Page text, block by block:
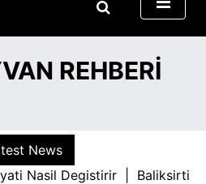
REHBERI
News
Nasil Degistirir | Baliksirti